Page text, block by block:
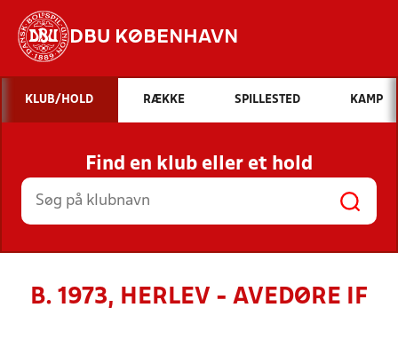
DBU KØBENHAVN
Hvad vil du søge efter?
INDHOLD OG NYHEDER
STILLINGER, RESULTATER, KLUBBER OG
HOLD
KLUB/HOLD RÆKKE SPILLESTED KAMP
Find en klub eller et hold
B. 1973, HERLEV - AVEDØRE IF